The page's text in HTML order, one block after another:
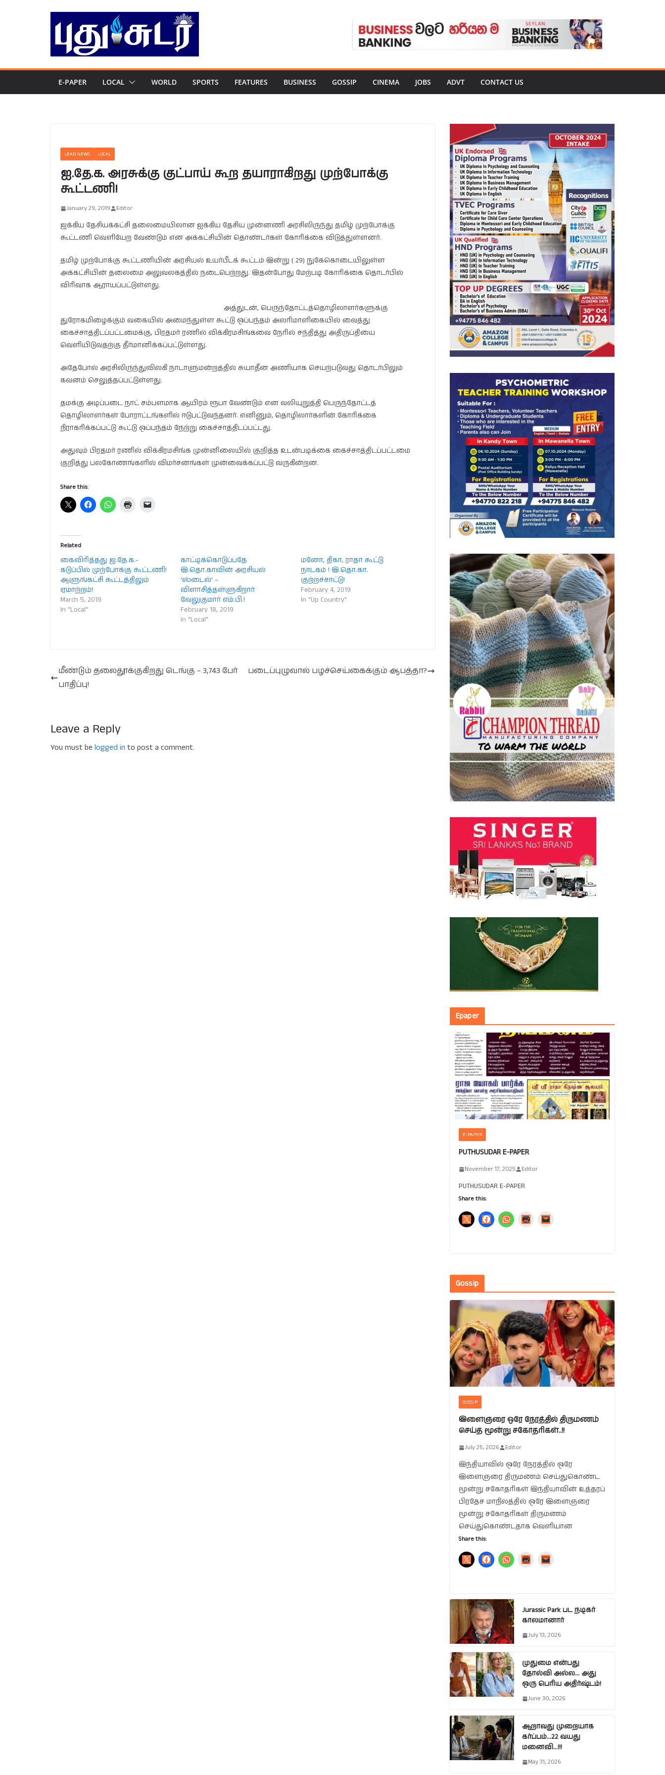
E-PAPER LOCAL WORLD SPORTS FEATURES BUSINESS GOSSIP CINEMA JOBS ADVT CONTACT US
LEAD NEWS LOCAL
ஐ.தே.க. அரசுக்கு குட்பாய் கூற தயாராகிறது முற்போக்கு
கூட்டணி!
January 29, 2019 Editor
ஐக்கிய தேசியக்கட்சி தலைமையிலான ஐக்கிய தேசிய முன்னணி அரசிலிருந்து தமிழ் முற்போக்கு
கூட்டணி வெளியேற வேண்டும் என அக்கட்சியின் தொண்டர்கள் கோரிக்கை விடுத்துள்ளனர்.
தமிழ் முற்போக்கு கூட்டணியின் அரசியல் உயர்பீடக் கூட்டம் இன்று ( 29) நுகேகொடையிலுள்ள
அக்கட்சியின் தலைமை அலுவலகத்தில் நடைபெற்றது. இதன்போது மேற்படி கோரிக்கை தொடர்பில்
விரிவாக ஆராயப்பட்டுள்ளது.
அத்துடன், பெருந்தோட்டத்தொழிலாளர்களுக்கு
துரோகமிழைக்கும் வகையில் அமைந்துள்ள கூட்டு ஒப்பந்தம் அலரிமாளிகையில் வைத்து
கைச்சாத்திடப்பட்டமைக்கு, பிரதமர் ரணில் விக்கிரமசிங்கவை நேரில் சந்தித்து அதிருப்தியை
வெளியிடுவதற்கு தீர்மானிக்கப்பட்டுள்ளது.
அதேபோல் அரசிலிருந்துவிலகி நாடாளுமன்றத்தில் சுயாதீன அணியாக செயற்படுவது தொடர்பிலும்
கவனம் செலுத்தப்பட்டுள்ளது.
தமக்கு அடிப்படை நாட் சம்பளமாக ஆயிரம் ரூபா வேண்டும் என வலியுறுத்தி பெருந்தோட்டத்
தொழிலாளர்கள் போராட்டங்களில் ஈடுபட்டுவந்தனர். எனினும், தொழிலார்களின் கோரிக்கை
நிராகரிக்கப்பட்டு கூட்டு ஒப்பந்தம் நேற்று கைச்சாத்திடப்பட்டது.
அதுவும் பிரதமர் ரணில் விக்கிரமசிங்க முன்னிலையில் குறித்த உடன்படிக்கை கைச்சாத்திடப்பட்டமை
குறித்து பலகோணங்களில் விமர்சனங்கள் முன்வைக்கப்பட்டு வருகின்றன.
Share this:
Related
கைவிரித்தது ஐ.தே.க.-
கடுப்பில் முற்போக்கு கூட்டணி!
ஆளுங்கட்சி கூட்டத்திலும்
ஏமாற்றம்!
March 5, 2019
In "Local"
காட்டிக்கொடுப்பதே
இ.தொ.காவின் அரசியல்
‘ஸ்டைல்’ –
விளாசித்தள்ளுகிறார்
வேலுகுமார் எம்.பி.!
February 18, 2019
In "Local"
மனோ, திகா, ராதா கூட்டு
நாடகம் ! இ.தொ.கா.
குற்றச்சாட்டு!
February 4, 2019
In "Up Country"
மீண்டும் தலைதூக்குகிறது டெங்கு – 3,743 பேர்
பாதிப்பு!
படைப்புழுவால் பழச்செய்கைக்கும் ஆபத்தா?
Leave a Reply
You must be logged in to post a comment.
Epaper
E-PAPER
PUTHUSUDAR E-PAPER
November 17, 2025 Editor
PUTHUSUDAR E-PAPER
Share this:
Gossip
GOSSIP
இளைஞரை ஒரே நேரத்தில் திருமணம்
செய்த மூன்று சகோதரிகள்..!!
July 25, 2026 Editor
இந்தியாவில் ஒரே நேரத்தில் ஒரே
இளைஞரை திருமணம் செய்துகொண்ட
மூன்று சகோதரிகள் இந்தியாவின் உத்தரப்
பிரதேச மாநிலத்தில் ஒரே இளைஞரை
மூன்று சகோதரிகள் திருமணம்
செய்துகொண்டதாக வெளியான
Share this:
Jurassic Park பட நடிகர்
காலமானார்
July 13, 2026
முதுமை என்பது
தோல்வி அல்ல… அது
ஒரு பெரிய அதிர்ஷ்டம்!
June 30, 2026
ஆறாவது முறையாக
கர்ப்பம்…22 வயது
மனைவி…!!!
May 31, 2026